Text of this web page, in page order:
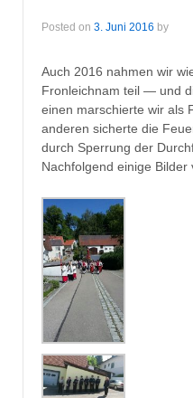
Posted on 3. Juni 2016 by
Auch 2016 nahmen wir
Fronleichnam teil — und
einen marschierte wir als
anderen sicherte die
durch Sperrung der
Nachfolgend einige Bilder